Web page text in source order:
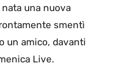
una nuova
smentì
un amico, davanti
Live.